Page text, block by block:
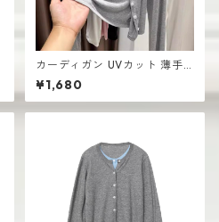
カーディガン UVカット 薄手
レディース 透け感あり おしゃ
れ 韓国風
¥1,680